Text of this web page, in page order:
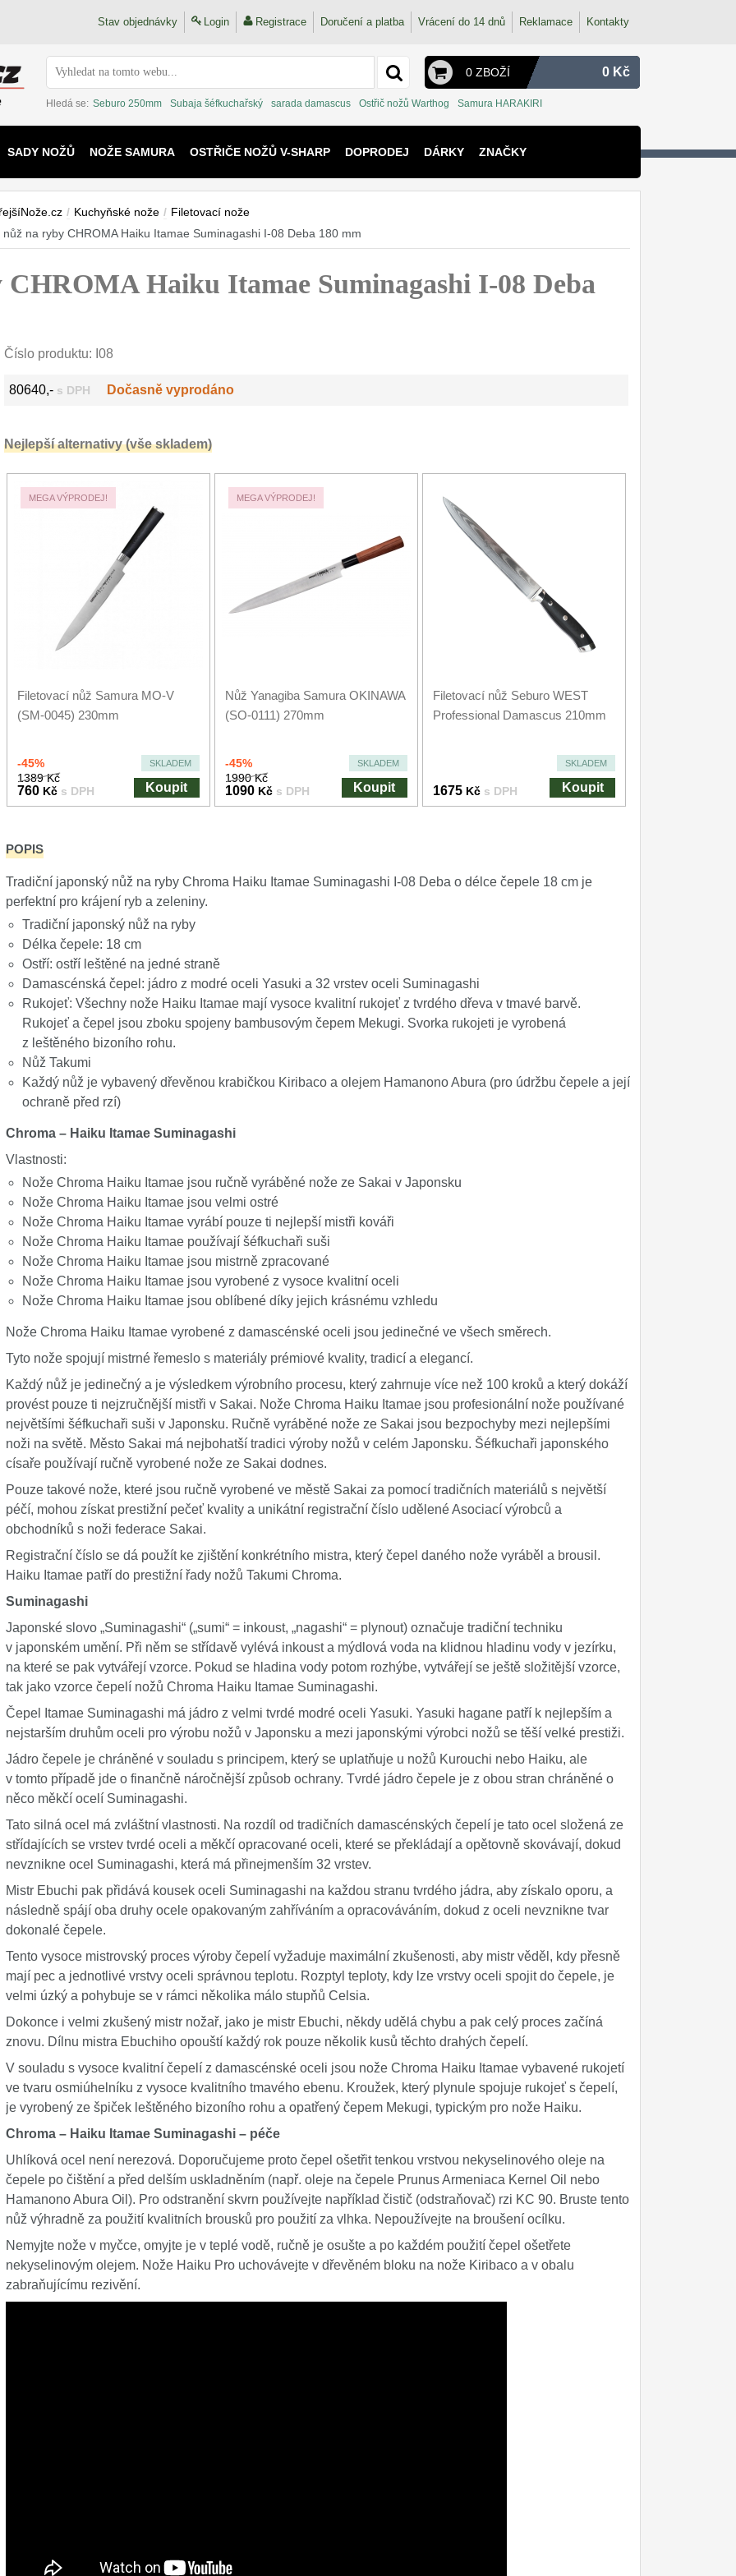
Stav objednávky Login Registrace Doručení a platba Vrácení do 14 dnů Reklamace Kontakty
0 ZBOŽÍ 0 Kč
Hledá se: Seburo 250mm Subaja šéfkuchařský sarada damascus Ostřič nožů Warthog Samura HARAKIRI
SADY NOŽŮ NOŽE SAMURA OSTŘIČE NOŽŮ V-SHARP DOPRODEJ DÁRKY ZNAČKY
/ Kuchyňské nože / Filetovací nože
nůž na ryby CHROMA Haiku Itamae Suminagashi I-08 Deba 180 mm
Haiku Itamae Suminagashi I-08 Deba
Číslo produktu: I08
80640,- s DPH Dočasně vyprodáno
Nejlepší alternativy (vše skladem)
MEGA VÝPRODEJ!
Filetovací nůž Samura MO-V
(SM-0045) 230mm
-45% SKLADEM
1389 Kč
760 Kč s DPH Koupit
MEGA VÝPRODEJ!
Nůž Yanagiba Samura OKINAWA
(SO-0111) 270mm
-45% SKLADEM
1990 Kč
1090 Kč s DPH Koupit
Filetovací nůž Seburo WEST
Professional Damascus 210mm
SKLADEM
1675 Kč s DPH Koupit
POPIS
Tradiční japonský nůž na ryby Chroma Haiku Itamae Suminagashi I-08 Deba o délce čepele 18 cm je
perfektní pro krájení ryb a zeleniny.
Tradiční japonský nůž na ryby
Délka čepele: 18 cm
Ostří: ostří leštěné na jedné straně
Damascénská čepel: jádro z modré oceli Yasuki a 32 vrstev oceli Suminagashi
Rukojeť: Všechny nože Haiku Itamae mají vysoce kvalitní rukojeť z tvrdého dřeva v tmavé barvě.
Rukojeť a čepel jsou zboku spojeny bambusovým čepem Mekugi. Svorka rukojeti je vyrobená
z leštěného bizoního rohu.
Nůž Takumi
Každý nůž je vybavený dřevěnou krabičkou Kiribaco a olejem Hamanono Abura (pro údržbu čepele a její
ochraně před rzí)
Chroma – Haiku Itamae Suminagashi
Vlastnosti:
Nože Chroma Haiku Itamae jsou ručně vyráběné nože ze Sakai v Japonsku
Nože Chroma Haiku Itamae jsou velmi ostré
Nože Chroma Haiku Itamae vyrábí pouze ti nejlepší mistři kováři
Nože Chroma Haiku Itamae používají šéfkuchaři suši
Nože Chroma Haiku Itamae jsou mistrně zpracované
Nože Chroma Haiku Itamae jsou vyrobené z vysoce kvalitní oceli
Nože Chroma Haiku Itamae jsou oblíbené díky jejich krásnému vzhledu
Nože Chroma Haiku Itamae vyrobené z damascénské oceli jsou jedinečné ve všech směrech.
Tyto nože spojují mistrné řemeslo s materiály prémiové kvality, tradicí a elegancí.
Každý nůž je jedinečný a je výsledkem výrobního procesu, který zahrnuje více než 100 kroků a který dokáží
provést pouze ti nejzručnější mistři v Sakai. Nože Chroma Haiku Itamae jsou profesionální nože používané
největšími šéfkuchaři suši v Japonsku. Ručně vyráběné nože ze Sakai jsou bezpochyby mezi nejlepšími
noži na světě. Město Sakai má nejbohatší tradici výroby nožů v celém Japonsku. Šéfkuchaři japonského
císaře používají ručně vyrobené nože ze Sakai dodnes.
Pouze takové nože, které jsou ručně vyrobené ve městě Sakai za pomocí tradičních materiálů s největší
péčí, mohou získat prestižní pečeť kvality a unikátní registrační číslo udělené Asociací výrobců a
obchodníků s noži federace Sakai.
Registrační číslo se dá použít ke zjištění konkrétního mistra, který čepel daného nože vyráběl a brousil.
Haiku Itamae patří do prestižní řady nožů Takumi Chroma.
Suminagashi
Japonské slovo „Suminagashi“ („sumi“ = inkoust, „nagashi“ = plynout) označuje tradiční techniku
v japonském umění. Při něm se střídavě vylévá inkoust a mýdlová voda na klidnou hladinu vody v jezírku,
na které se pak vytvářejí vzorce. Pokud se hladina vody potom rozhýbe, vytvářejí se ještě složitější vzorce,
tak jako vzorce čepelí nožů Chroma Haiku Itamae Suminagashi.
Čepel Itamae Suminagashi má jádro z velmi tvrdé modré oceli Yasuki. Yasuki hagane patří k nejlepším a
nejstarším druhům oceli pro výrobu nožů v Japonsku a mezi japonskými výrobci nožů se těší velké prestiži.
Jádro čepele je chráněné v souladu s principem, který se uplatňuje u nožů Kurouchi nebo Haiku, ale
v tomto případě jde o finančně náročnější způsob ochrany. Tvrdé jádro čepele je z obou stran chráněné o
něco měkčí ocelí Suminagashi.
Tato silná ocel má zvláštní vlastnosti. Na rozdíl od tradičních damascénských čepelí je tato ocel složená ze
střídajících se vrstev tvrdé oceli a měkčí opracované oceli, které se překládají a opětovně skovávají, dokud
nevznikne ocel Suminagashi, která má přinejmenším 32 vrstev.
Mistr Ebuchi pak přidává kousek oceli Suminagashi na každou stranu tvrdého jádra, aby získalo oporu, a
následně spájí oba druhy ocele opakovaným zahříváním a opracováváním, dokud z oceli nevznikne tvar
dokonalé čepele.
Tento vysoce mistrovský proces výroby čepelí vyžaduje maximální zkušenosti, aby mistr věděl, kdy přesně
mají pec a jednotlivé vrstvy oceli správnou teplotu. Rozptyl teploty, kdy lze vrstvy oceli spojit do čepele, je
velmi úzký a pohybuje se v rámci několika málo stupňů Celsia.
Dokonce i velmi zkušený mistr nožař, jako je mistr Ebuchi, někdy udělá chybu a pak celý proces začíná
znovu. Dílnu mistra Ebuchiho opouští každý rok pouze několik kusů těchto drahých čepelí.
V souladu s vysoce kvalitní čepelí z damascénské oceli jsou nože Chroma Haiku Itamae vybavené rukojetí
ve tvaru osmiúhelníku z vysoce kvalitního tmavého ebenu. Kroužek, který plynule spojuje rukojeť s čepelí,
je vyrobený ze špiček leštěného bizoního rohu a opatřený čepem Mekugi, typickým pro nože Haiku.
Chroma – Haiku Itamae Suminagashi – péče
Uhlíková ocel není nerezová. Doporučujeme proto čepel ošetřit tenkou vrstvou nekyselinového oleje na
čepele po čištění a před delším uskladněním (např. oleje na čepele Prunus Armeniaca Kernel Oil nebo
Hamanono Abura Oil). Pro odstranění skvrn používejte například čistič (odstraňovač) rzi KC 90. Bruste tento
nůž výhradně za použití kvalitních brousků pro použití za vlhka. Nepoužívejte na broušení ocílku.
Nemyjte nože v myčce, omyjte je v teplé vodě, ručně je osušte a po každém použití čepel ošetřete
nekyselinovým olejem. Nože Haiku Pro uchovávejte v dřevěném bloku na nože Kiribaco a v obalu
zabraňujícímu rezivění.